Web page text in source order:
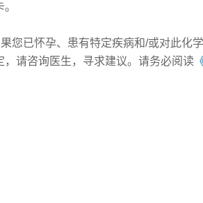
您已怀孕、患有特定疾病和/或对此化
请咨询医生，寻求建议。请务必阅读